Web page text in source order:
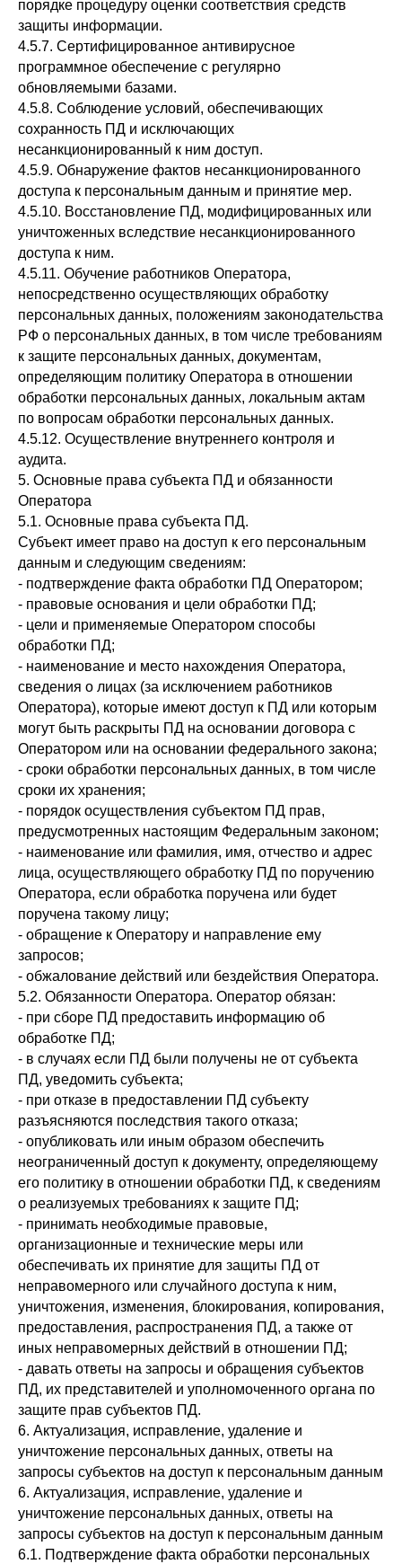
порядке процедуру оценки соответствия средств
защиты информации.
4.5.7. Сертифицированное антивирусное
программное обеспечение с регулярно
обновляемыми базами.
4.5.8. Соблюдение условий, обеспечивающих
сохранность ПД и исключающих
несанкционированный к ним доступ.
4.5.9. Обнаружение фактов несанкционированного
доступа к персональным данным и принятие мер.
4.5.10. Восстановление ПД, модифицированных или
уничтоженных вследствие несанкционированного
доступа к ним.
4.5.11. Обучение работников Оператора,
непосредственно осуществляющих обработку
персональных данных, положениям законодательства
РФ о персональных данных, в том числе требованиям
к защите персональных данных, документам,
определяющим политику Оператора в отношении
обработки персональных данных, локальным актам
по вопросам обработки персональных данных.
4.5.12. Осуществление внутреннего контроля и
аудита.
5. Основные права субъекта ПД и обязанности
Оператора
5.1. Основные права субъекта ПД.
Субъект имеет право на доступ к его персональным
данным и следующим сведениям:
- подтверждение факта обработки ПД Оператором;
- правовые основания и цели обработки ПД;
- цели и применяемые Оператором способы
обработки ПД;
- наименование и место нахождения Оператора,
сведения о лицах (за исключением работников
Оператора), которые имеют доступ к ПД или которым
могут быть раскрыты ПД на основании договора с
Оператором или на основании федерального закона;
- сроки обработки персональных данных, в том числе
сроки их хранения;
- порядок осуществления субъектом ПД прав,
предусмотренных настоящим Федеральным законом;
- наименование или фамилия, имя, отчество и адрес
лица, осуществляющего обработку ПД по поручению
Оператора, если обработка поручена или будет
поручена такому лицу;
- обращение к Оператору и направление ему
запросов;
- обжалование действий или бездействия Оператора.
5.2. Обязанности Оператора. Оператор обязан:
- при сборе ПД предоставить информацию об
обработке ПД;
- в случаях если ПД были получены не от субъекта
ПД, уведомить субъекта;
- при отказе в предоставлении ПД субъекту
разъясняются последствия такого отказа;
- опубликовать или иным образом обеспечить
неограниченный доступ к документу, определяющему
его политику в отношении обработки ПД, к сведениям
о реализуемых требованиях к защите ПД;
- принимать необходимые правовые,
организационные и технические меры или
обеспечивать их принятие для защиты ПД от
неправомерного или случайного доступа к ним,
уничтожения, изменения, блокирования, копирования,
предоставления, распространения ПД, а также от
иных неправомерных действий в отношении ПД;
- давать ответы на запросы и обращения субъектов
ПД, их представителей и уполномоченного органа по
защите прав субъектов ПД.
6. Актуализация, исправление, удаление и
уничтожение персональных данных, ответы на
запросы субъектов на доступ к персональным данным
6. Актуализация, исправление, удаление и
уничтожение персональных данных, ответы на
запросы субъектов на доступ к персональным данным
6.1. Подтверждение факта обработки персональных